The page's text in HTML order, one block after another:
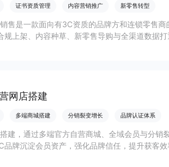
证书资质管理 内容营销推广 新零售转型
售是一款面向有3C资质的品牌方和连锁零售商
上架、内容种草、新零售导购与全渠道数据打
网店搭建
多端商城搭建 分销裂变增长 品牌认证体系
建，通过多端官方自营商城、全域会员与分销
牌沉淀会员资产，强化品牌信任，提升获客效